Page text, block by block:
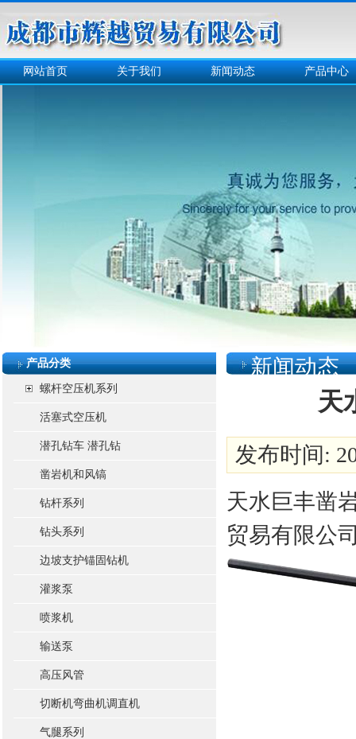
网站首页 关于我们 新闻动态 产品中心
产品分类
螺杆空压机系列
活塞式空压机
潜孔钻车 潜孔钻
凿岩机和风镐
钻杆系列
钻头系列
边坡支护锚固钻机
灌浆泵
喷浆机
输送泵
高压风管
切断机弯曲机调直机
气腿系列
新闻动态
天
发布时间:
天水巨丰凿
贸易有限公